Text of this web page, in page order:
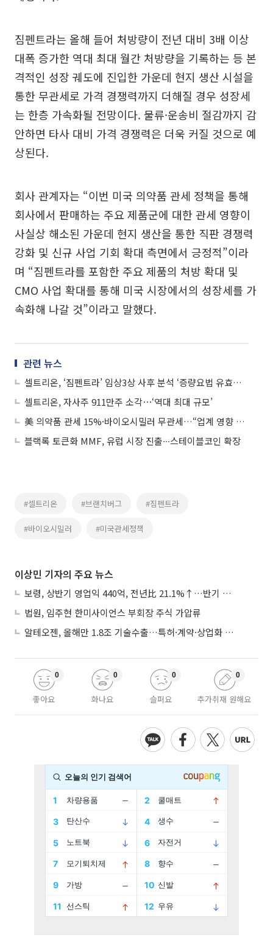
짐펜트라는 올해 들어 처방량이 전년 대비 3배 이상
대폭 증가한 역대 최대 월간 처방량을 기록하는 등 본
격적인 성장 궤도에 진입한 가운데 현지 생산 시설을
통한 무관세로 가격 경쟁력까지 더해질 경우 성장세
는 한층 가속화될 전망이다. 물류·운송비 절감까지 감
안하면 타사 대비 가격 경쟁력은 더욱 커질 것으로 예
상된다.
회사 관계자는 “이번 미국 의약품 관세 정책을 통해
회사에서 판매하는 주요 제품군에 대한 관세 영향이
사실상 해소된 가운데 현지 생산을 통한 직판 경쟁력
강화 및 신규 사업 기회 확대 측면에서 긍정적”이라
며 “짐펜트라를 포함한 주요 제품의 처방 확대 및
CMO 사업 확대를 통해 미국 시장에서의 성장세를 가
속화해 나갈 것”이라고 말했다.
관련 뉴스
셀트리온, ‘짐펜트라’ 임상3상 사후 분석 ‘증량요법 유효성 입증’
셀트리온, 자사주 911만주 소각⋯‘역대 최대 규모’
美 의약품 관세 15%·바이오시밀러 무관세…“업계 영향 제한적”
블랙록 토큰화 MMF, 유럽 시장 진출∙∙∙스테이블코인 확장
#셀트리온 #브랜치버그 #짐펜트라
#바이오시밀러 #미국관세정책
이상민 기자의 주요 뉴스
보령, 상반기 영업익 440억, 전년比 21.1%↑…반기 역대 최대
법원, 임주현 한미사이언스 부회장 주식 가압류
알테오젠, 올해만 1.8조 기술수출…특허·계약·상업화 ‘삼박자’
좋아요
0
화나요
0
슬퍼요
0
추가취재 원해요
0